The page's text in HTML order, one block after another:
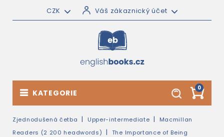
CZK Váš zákaznický účet
0
KATEGORIE
Zjednodušená četba Upper-intermediate
Macmillan
Readers (2 200 headwords)
The Importance of Being